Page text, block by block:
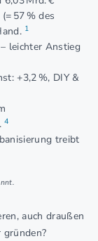
57 % des
1
leichter Anstieg
+3,2 %, DIY &
4
treibt
auch draußen